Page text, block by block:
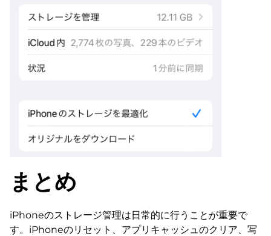
まとめ
iPhoneのストレージ管理は日常的に行うことが重要で
す。iPhoneのリセット、アプリキャッシュのクリア、写